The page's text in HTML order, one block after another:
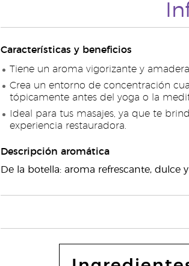
Características y beneficios
Tiene un aroma vigorizante y
Crea un entorno de concentración
tópicamente antes del yoga o la
Ideal para tus masajes, ya que te
experiencia restauradora.
Descripción aromática
De la botella: aroma refrescante, dulce